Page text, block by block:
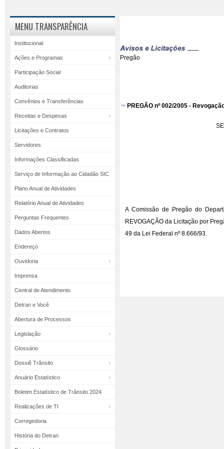
MENU TRANSPARÊNCIA
Institucional
Ações e Programas
Participação Social
Auditorias
Convênios e Transferências
Receitas e Despesas
Licitações e Contratos
Servidores
Informações Classificadas
Serviço de Informação ao Cidadão SIC
Plano Anual de Atividades
Relatório Anual de Atividades
Perguntas Frequentes
Dados Abertos
Endereço
Ouvidoria
Imprensa
Central de Atendimento
Detran e Você
Abertura de Processos
Legislação
Glossário
Dossiê Trânsito
Anuário Estatístico
Boletim Estatístico de Trânsito 2024
Realizações de TI
Corregedoria
História do Detran
Pregão
PREGÃO nº 002/2005 -
A Comissão de Pregão do
REVOGAÇÃO da Licitação por
49 da Lei Federal nº 8.666/93.